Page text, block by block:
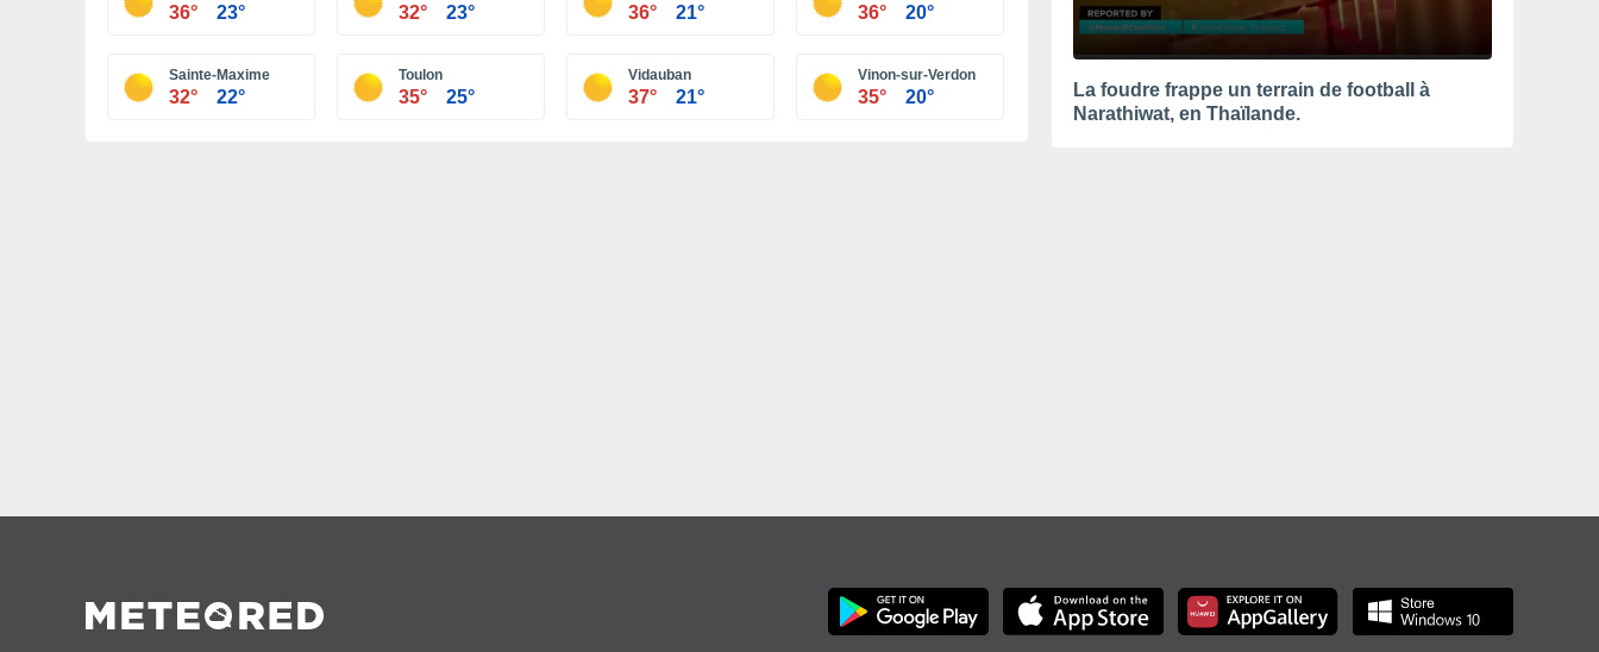
36° 23° 32° 23° 36° 21° 36° 20°
Sainte-Maxime
32° 22°
Toulon
35° 25°
Vidauban
37° 21°
Vinon-sur-Verdon
35° 20°
La foudre frappe un terrain de football à
Narathiwat, en Thaïlande.